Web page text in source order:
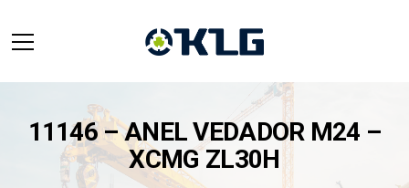
11146 – ANEL VEDADOR M24 –
XCMG ZL30H